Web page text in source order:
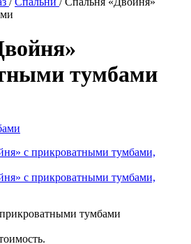
тумбами
тумбами